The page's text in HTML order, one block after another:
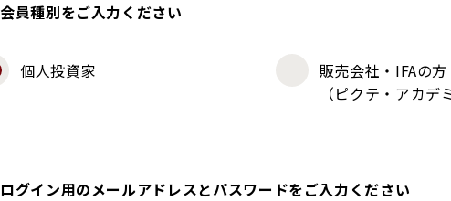
会員種別をご入力ください
個人投資家
販売会社・IFAの方
（ピクテ・アカデ
ログイン用のメールアドレスとパスワードをご入力ください